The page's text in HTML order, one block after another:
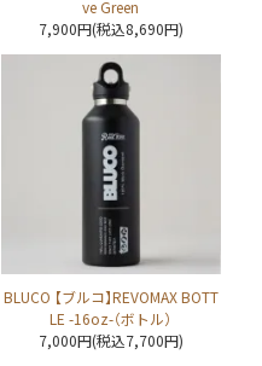
ve Green
7,900円(税込8,690円)
BLUCO 【ブルコ】REVOMAX BOTT
LE -16oz-（ボトル）
7,000円(税込7,700円)